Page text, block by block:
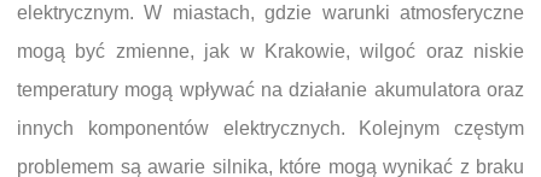
elektrycznym. W miastach, gdzie warunki atmosferyczne
mogą być zmienne, jak w Krakowie, wilgoć oraz niskie
temperatury mogą wpływać na działanie akumulatora oraz
innych komponentów elektrycznych. Kolejnym częstym
problemem są awarie silnika, które mogą wynikać z braku